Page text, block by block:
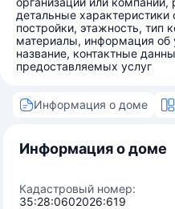
детальные характеристики
постройки, этажность, тип
материалы, информация
название, контактные
предоставляемых услуг
Информация о доме
Информация о доме
Кадастровый номер:
35:28:0602026:619